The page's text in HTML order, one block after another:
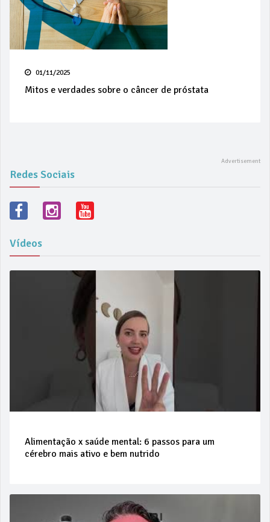
01/11/2025
Mitos e verdades sobre o câncer de próstata
Redes Sociais
Vídeos
Alimentação x saúde mental: 6 passos para um
cérebro mais ativo e bem nutrido